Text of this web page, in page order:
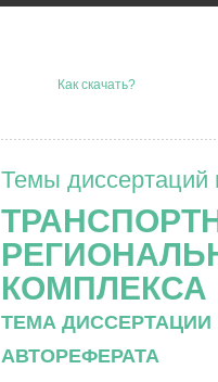
Как скачать?
Темы диссертаций
КОМПЛЕКСА
ТЕМА
АВТОРЕФЕРАТА